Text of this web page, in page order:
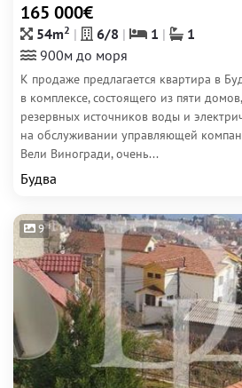
165 000€
54m2 6/8 1
1
900м до моря
К продаже предлагается квартира в
в комплексе, состоящего из пяти
резервных источников воды и
на обслуживании управляющей
Вели Виногради, очень...
Будва
9